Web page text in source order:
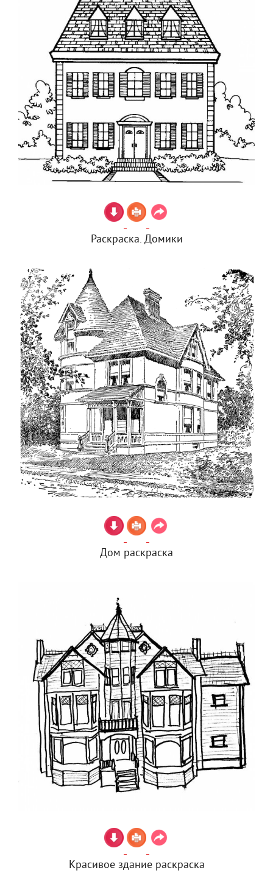
Раскраска. Домики
Дом раскраска
Красивое здание раскраска